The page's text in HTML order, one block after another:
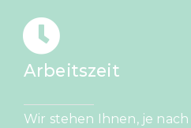
Arbeitszeit
Wir stehen Ihnen, je